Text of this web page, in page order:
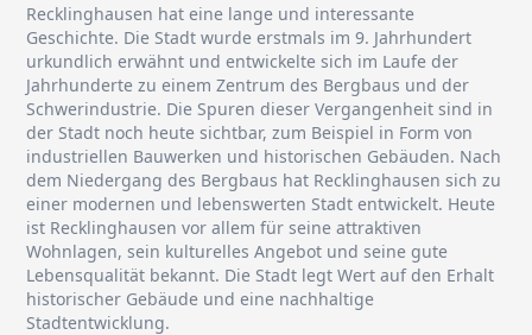
Recklinghausen hat eine lange und interessante
Geschichte. Die Stadt wurde erstmals im 9. Jahrhundert
urkundlich erwähnt und entwickelte sich im Laufe der
Jahrhunderte zu einem Zentrum des Bergbaus und der
Schwerindustrie. Die Spuren dieser Vergangenheit sind in
der Stadt noch heute sichtbar, zum Beispiel in Form von
industriellen Bauwerken und historischen Gebäuden. Nach
dem Niedergang des Bergbaus hat Recklinghausen sich zu
einer modernen und lebenswerten Stadt entwickelt. Heute
ist Recklinghausen vor allem für seine attraktiven
Wohnlagen, sein kulturelles Angebot und seine gute
Lebensqualität bekannt. Die Stadt legt Wert auf den Erhalt
historischer Gebäude und eine nachhaltige
Stadtentwicklung.